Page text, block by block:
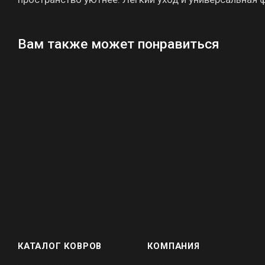
Вам также может понравиться
КАТАЛОГ КОВРОВ КОМПАНИЯ